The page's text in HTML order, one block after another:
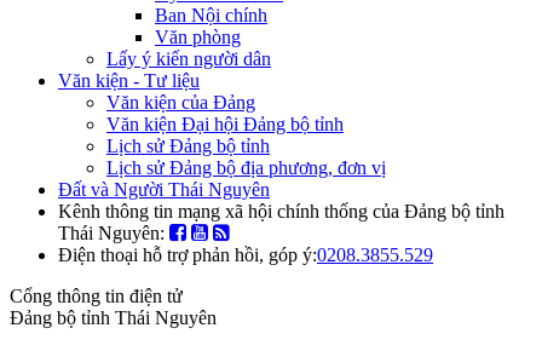
Ban Nội chính
Văn phòng
Lấy ý kiến người dân
Văn kiện - Tư liệu
Văn kiện của Đảng
Văn kiện Đại hội Đảng bộ tỉnh
Lịch sử Đảng bộ tỉnh
Lịch sử Đảng bộ địa phương, đơn vị
Đất và Người Thái Nguyên
Kênh thông tin mạng xã hội chính thống của Đảng bộ tỉnh
Thái Nguyên:
Điện thoại hỗ trợ phản hồi, góp ý:0208.3855.529
Cổng thông tin điện tử
Đảng bộ tỉnh Thái Nguyên